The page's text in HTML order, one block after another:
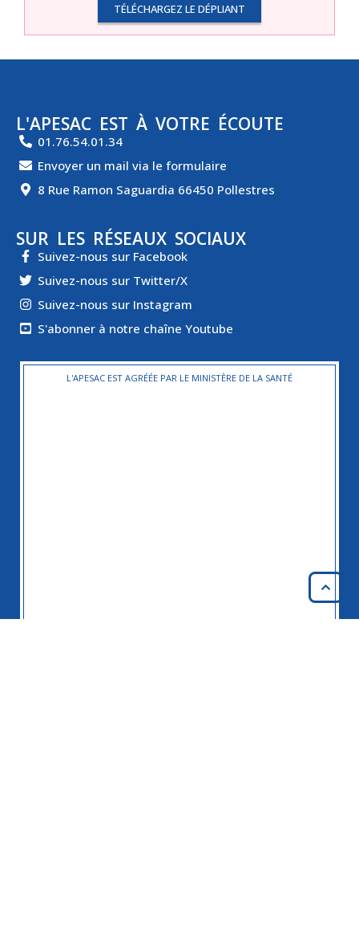
TÉLÉCHARGEZ LE DÉPLIANT
L'APESAC EST À VOTRE ÉCOUTE
01.76.54.01.34
Envoyer un mail via le formulaire
8 Rue Ramon Saguardia 66450 Pollestres
SUR LES RÉSEAUX SOCIAUX
Suivez-nous sur Facebook
Suivez-nous sur Twitter/X
Suivez-nous sur Instagram
S'abonner à notre chaîne Youtube
L'APESAC EST AGRÉÉE PAR LE MINISTÈRE DE LA SANTÉ